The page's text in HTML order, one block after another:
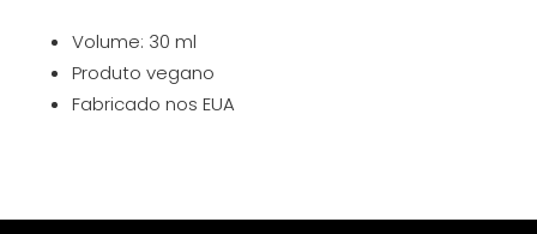
Volume: 30 ml
Produto vegano
Fabricado nos EUA